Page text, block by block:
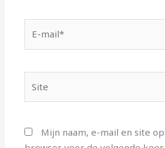
mail*
Mijn naam, e-mail en site